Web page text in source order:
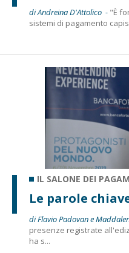
di Andreina D'Attolico - "È
sistemi di pagamento
IL SALONE DEI
Le parole
di Flavio Padovan e
presenze registrate
ha s...